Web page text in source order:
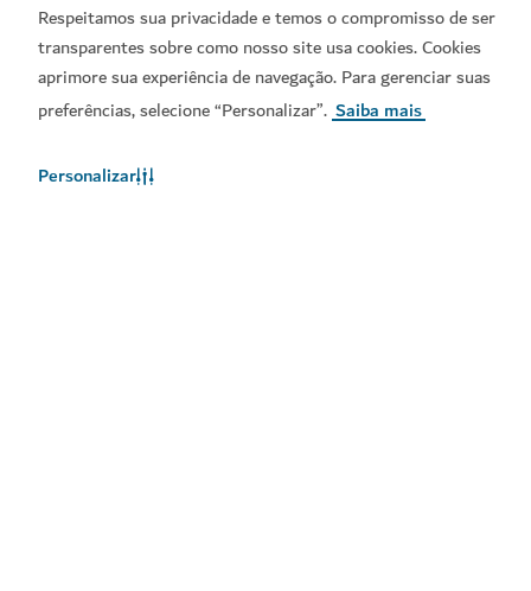
Respeitamos sua privacidade e temos o compromisso de ser
transparentes sobre como nosso site usa cookies. Cookies
aprimore sua experiência de navegação. Para gerenciar suas
preferências, selecione “Personalizar”. Saiba mais
Personalizar
Obtenha a App Visit
Dubai
Obtenha o Calendário do
Visit Dubai